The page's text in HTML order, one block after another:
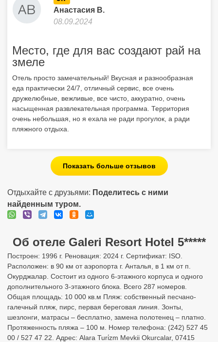
Анастасия В.
08.09.2024
Место, где для вас создают рай на
змеле
Отель просто замечательный! Вкусная и разнообразная
еда практически 24/7, отличный сервис, все очень
дружелюбные, вежливые, все чисто, аккуратно, очень
насыщенная развлекательная программа. Территория
очень небольшая, но я ехала не ради прогулок, а ради
пляжного отдыха.
Показать больше отзывов
Отдыхайте с друзьями: Поделитесь с ними
найденным туром.
Об отеле Galeri Resort Hotel 5*****
Построен: 1996 г. Реновация: 2024 г. Сертификат: ISO.
Расположен: в 90 км от аэропорта г. Анталья, в 1 км от п.
Окурджалар. Состоит из одного 6-этажного корпуса и одного
дополнительного 3-этажного блока. Всего 287 номеров.
Общая площадь: 10 000 кв.м Пляж: собственный песчано-
галечный пляж, пирс, первая береговая линия. Зонты,
шезлонги, матрасы – бесплатно, замена полотенец – платно.
Протяженность пляжа – 100 м. Номер телефона: (242) 527 45
00 / 527 47 22. Адрес: Alara Turi̇zm Mevkii Okurcalar, 07415